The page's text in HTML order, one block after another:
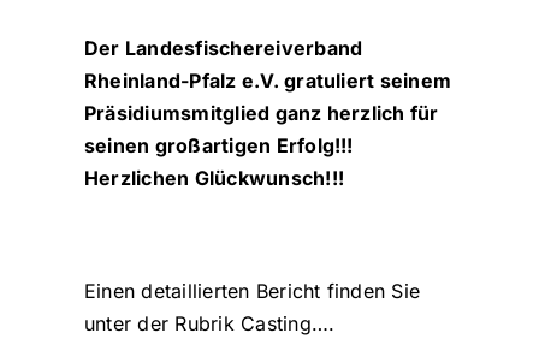
Der Landesfischereiverband
Rheinland-Pfalz e.V. gratuliert seinem
Präsidiumsmitglied ganz herzlich für
seinen großartigen Erfolg!!!
Herzlichen Glückwunsch!!!
Einen detaillierten Bericht finden Sie
unter der Rubrik Casting….